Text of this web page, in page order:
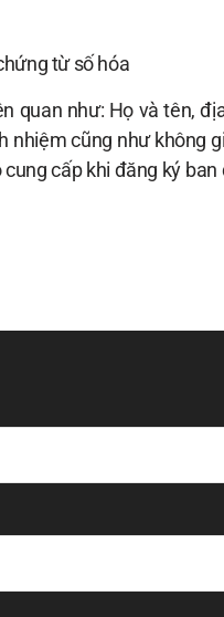
từ số hóa
quan như: Họ và tên,
nhiệm cũng như không
cấp khi đăng ký ban